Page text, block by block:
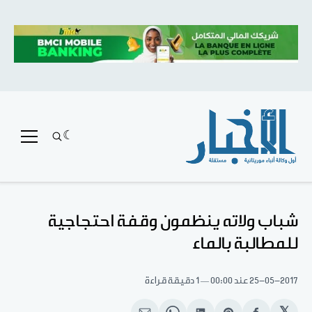
شباب ولاته ينظمون وقفة احتجاجية
للمطالبة بالماء
25-05-2017عند 00:00 1 دقيقة قراءة